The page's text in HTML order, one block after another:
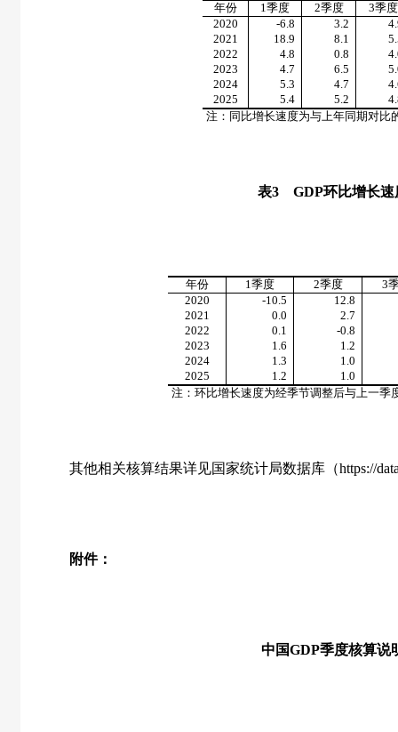
年份 1季度 2季度 3季度
2020
-6.8 3.2
2021
18.9 8.1
2022
4.8 0.8
2023
4.7 6.5
2024
5.3 4.7
2025
5.4 5.2
注：同比增长速度为与上年同期对比
表3 GDP环比增长速
年份 1季度 2季度 3
2020
-10.5
12.8
2021
0.0
2.7
2022
0.1
-0.8
2023
1.6
1.2
2024
1.3
1.0
2025
1.2
1.0
注：环比增长速度为经季节调整后与上一季
其他相关核算结果详见国家统计局数据库（https://
附件：
中国GDP季度核算说